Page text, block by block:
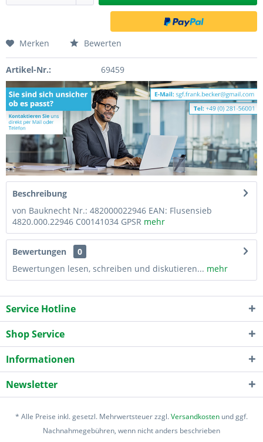
Merken Bewerten
Artikel-Nr.: 69459
Beschreibung
von Bauknecht Nr.: 482000022946 EAN: Flusensieb
4820.000.22946 C00141034 GPSR mehr
Bewertungen
0
Bewertungen lesen, schreiben und diskutieren... mehr
Service Hotline
Shop Service
Informationen
Newsletter
* Alle Preise inkl. gesetzl. Mehrwertsteuer zzgl.Versandkosten und ggf.
Nachnahmegebühren, wenn nicht anders beschrieben